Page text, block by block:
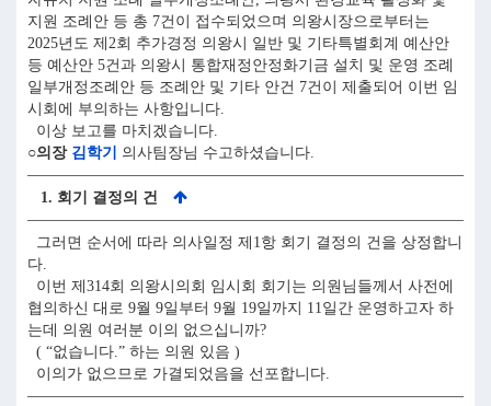
지원 조례안 등 총 7건이 접수되었으며 의왕시장으로부터는
2025년도 제2회 추가경정 의왕시 일반 및 기타특별회계 예산안
등 예산안 5건과 의왕시 통합재정안정화기금 설치 및 운영 조례
일부개정조례안 등 조례안 및 기타 안건 7건이 제출되어 이번 임
시회에 부의하는 사항입니다.
이상 보고를 마치겠습니다.
○의장 김학기 의사팀장님 수고하셨습니다.
1. 회기 결정의 건
그러면 순서에 따라 의사일정 제1항 회기 결정의 건을 상정합니
다.
이번 제314회 의왕시의회 임시회 회기는 의원님들께서 사전에
협의하신 대로 9월 9일부터 9월 19일까지 11일간 운영하고자 하
는데 의원 여러분 이의 없으십니까?
( “없습니다.” 하는 의원 있음 )
이의가 없으므로 가결되었음을 선포합니다.